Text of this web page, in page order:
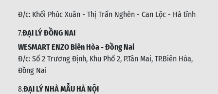
Đ/c: Khối Phúc Xuân - Thị Trấn Nghèn - Can Lộc - Hà tĩnh
7.ĐẠI LÝ ĐỒNG NAI
WESMART ENZO Biên Hòa - Đồng Nai
Đ/c: Số 2 Trương Định, Khu Phố 2, P.Tân Mai, TP.Biên Hòa,
Đồng Nai
8.ĐẠI LÝ NHÀ MẪU HÀ NỘI